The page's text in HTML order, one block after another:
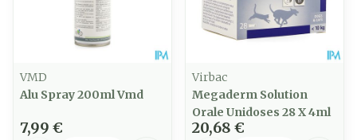
VMD
Alu Spray 200ml Vmd
7,99 €
Virbac
Megaderm Solution
Orale Unidoses 28 X 4ml
20,68 €